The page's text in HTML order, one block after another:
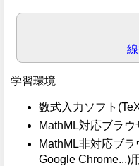
学習環境
数式入力ソフト
MathML対応ブラウ
MathML非対応ブ
Google Chrome...)